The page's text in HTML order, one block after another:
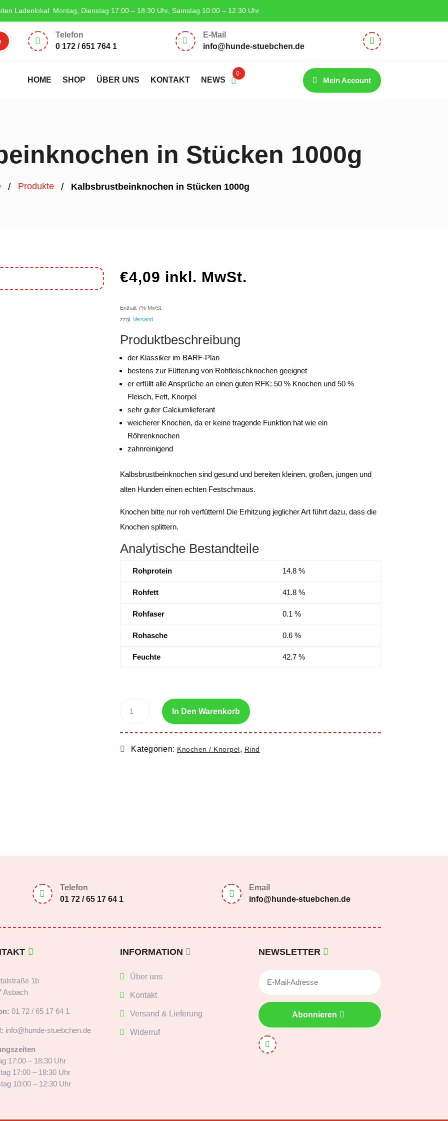
Ladenlokal: Montag, Dienstag 17:00 – 18:30 Uhr, Samstag 10:00 – 12:30 Uhr

Telefon
0 172 / 651 764 1

E-Mail
info@hunde-stuebchen.de
HOME SHOP ÜBER UNS KONTAKT NEWS
0-
Mein Account
in Stücken 1000g
/ Produkte / Kalbsbrustbeinknochen in Stücken 1000g
€4,09 inkl. MwSt.
Enthält 7% MwSt.
zzgl.Versand
Produktbeschreibung
der Klassiker im BARF-Plan
bestens zur Fütterung von Rohfleischknochen geeignet
er erfüllt alle Ansprüche an einen guten RFK: 50 % Knochen und 50 %
Fleisch, Fett, Knorpel
sehr guter Calciumlieferant
weicherer Knochen, da er keine tragende Funktion hat wie ein
Röhrenknochen
zahnreinigend
Kalbsbrustbeinknochen sind gesund und bereiten kleinen, großen, jungen und
alten Hunden einen echten Festschmaus.
Knochen bitte nur roh verfüttern! Die Erhitzung jeglicher Art führt dazu, dass die
Knochen splittern.
Analytische Bestandteile
Rohprotein 14.8 %
Rohfett 41.8 %
Rohfaser 0.1 %
Rohasche 0.6 %
Feuchte 42.7 %
In Den Warenkorb
Kategorien: Knochen / Knorpel, Rind

Telefon
01 72 / 65 17 64 1

Email
info@hunde-stuebchen.de
1b
Asbach
01 72 / 65 17 64 1
info@hunde-stuebchen.de
17:00 – 18:30 Uhr
17:00 – 18:30 Uhr
10:00 – 12:30 Uhr
INFORMATION
Über uns
Kontakt
Versand & Lieferung
Widerruf
NEWSLETTER
Abonnieren